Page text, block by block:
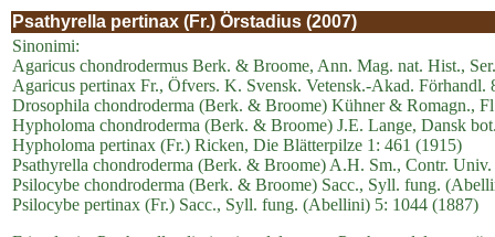
Psathyrella pertinax (Fr.) Örstadius (2007)
Sinonimi:
Agaricus chondrodermus Berk. & Broome, Ann. Mag. nat. Hist.,
Agaricus pertinax Fr., Öfvers. K. Svensk. Vetensk.-Akad. Förhandl.
Drosophila chondroderma (Berk. & Broome) Kühner & Romagn.,
Hypholoma chondroderma (Berk. & Broome) J.E. Lange, Dansk
Hypholoma pertinax (Fr.) Ricken, Die Blätterpilze 1: 461 (1915)
Psathyrella chondroderma (Berk. & Broome) A.H. Sm., Contr.
Psilocybe chondroderma (Berk. & Broome) Sacc., Syll. fung.
Psilocybe pertinax (Fr.) Sacc., Syll. fung. (Abellini) 5: 1044 (1887)